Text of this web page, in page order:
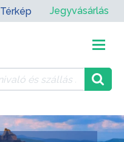
Térkép Jegyvásárlás